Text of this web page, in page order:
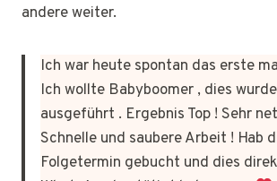
andere weiter.
Ich war heute spontan das erste
Ich wollte Babyboomer , dies
ausgeführt . Ergebnis Top ! Sehr
Schnelle und saubere Arbeit ! Hab
Folgetermin gebucht und dies